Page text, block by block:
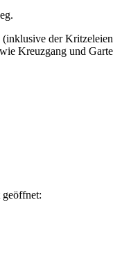
der
Kreuzgang und
geöffnet: